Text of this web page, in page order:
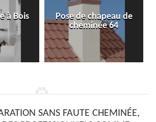
à Bois
Pose de chapeau de
cheminée 64
SANS FAUTE CHEMINÉE,